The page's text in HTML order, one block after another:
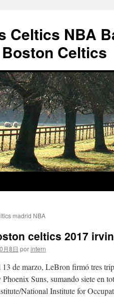
Celtics NBA
Celtics
madrid NBA
celtics 2017
月8日 porintern
de marzo, LeBron firmó tres
Suns, sumando siete en
National Institute for